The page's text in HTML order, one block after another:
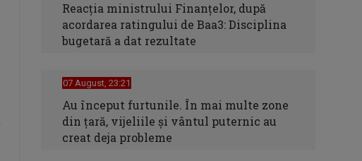
Reacția ministrului Finanțelor, după
acordarea ratingului de Baa3: Disciplina
bugetară a dat rezultate
07 August, 23:21
Au început furtunile. În mai multe zone
din țară, vijeliile și vântul puternic au
creat deja probleme